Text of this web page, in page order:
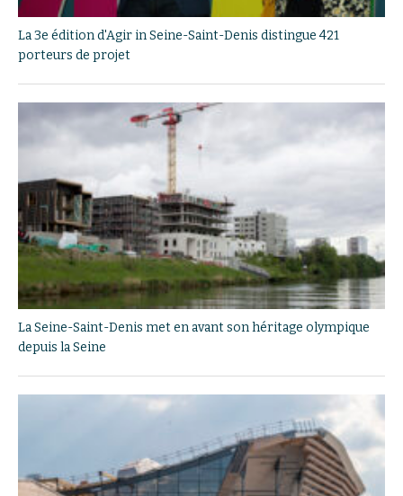
La 3e édition d'Agir in Seine-Saint-Denis distingue 421
porteurs de projet
La Seine-Saint-Denis met en avant son héritage olympique
depuis la Seine